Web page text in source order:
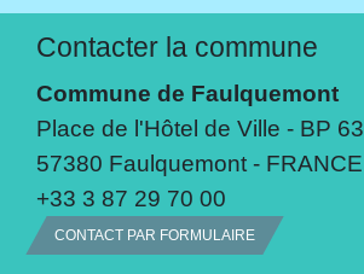
Contacter la commune
Commune de Faulquemont
Place de l'Hôtel de Ville - BP 63
57380 Faulquemont - FRANCE
+33 3 87 29 70 00
CONTACT PAR FORMULAIRE